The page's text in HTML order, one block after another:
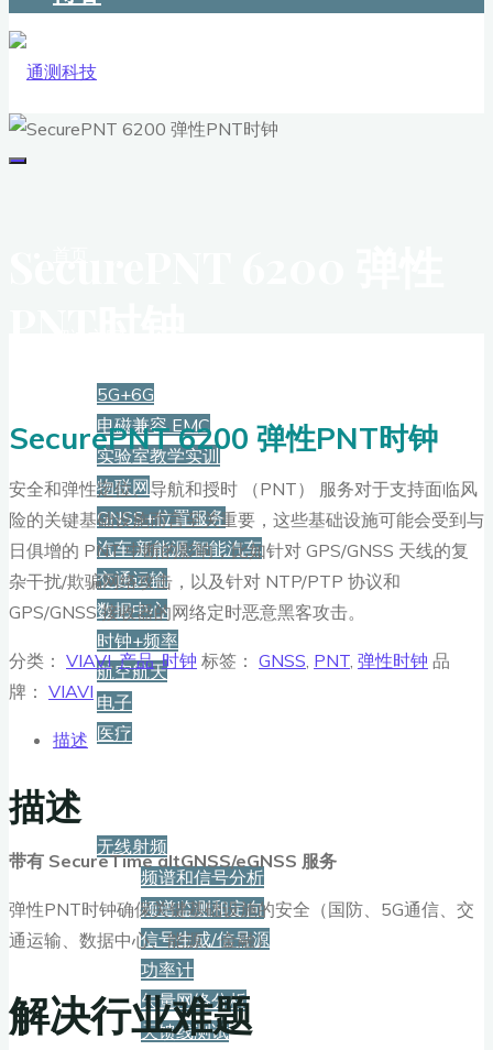
5G+6G
电磁兼容 EMC
实验室教学实训
物联网
GNSS+位置服务
汽车·新能源·智能汽车
交通运输
数据中心
时钟+频率
航空航天
电子
医疗
产品
无线射频
频谱和信号分析
频谱监测和定向
信号生成/信号源
功率计
矢量网络分析
天馈线测试
SecurePNT 6200 弹性PNT时钟
安全和弹性定位、导航和授时 （PNT） 服务对于支持面临风
险的关键基础设施而言至关重要，这些基础设施可能会受到与
日俱增的 PNT 中断的影响，比如针对 GPS/GNSS 天线的复
杂干扰/欺骗网络攻击，以及针对 NTP/PTP 协议和
GPS/GNSS 接收器的网络定时恶意黑客攻击。
分类： VIAVI,产品,时钟 标签： GNSS PNT 弹性时钟 品
牌： VIAVI
描述
描述
带有 SecureTime altGNSS/eGNSS 服务
弹性PNT时钟确保关键基础设施的安全（国防、5G通信、交
通运输、数据中心、能源、金融）
解决行业难题